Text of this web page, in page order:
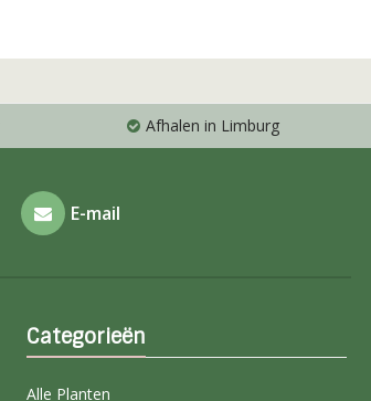
Afhalen in Limburg
E-mail
Categorieën
Alle Planten